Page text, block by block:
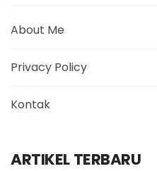
About Me
Privacy Policy
Kontak
ARTIKEL TERBARU